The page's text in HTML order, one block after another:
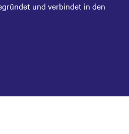
und verbindet in den